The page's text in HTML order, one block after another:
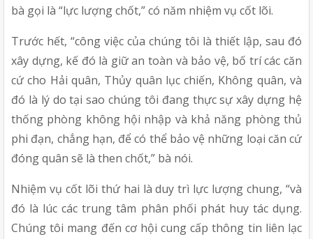
bà gọi là “lực lượng chốt,” có năm nhiệm vụ cốt lõi.
Trước hết, “công việc của chúng tôi là thiết lập, sau đó
xây dựng, kế đó là giữ an toàn và bảo vệ, bố trí các căn
cứ cho Hải quân, Thủy quân lục chiến, Không quân, và
đó là lý do tại sao chúng tôi đang thực sự xây dựng hệ
thống phòng không hội nhập và khả năng phòng thủ
phi đạn, chẳng hạn, để có thể bảo vệ những loại căn cứ
đóng quân sẽ là then chốt,” bà nói.
Nhiệm vụ cốt lõi thứ hai là duy trì lực lượng chung, “và
đó là lúc các trung tâm phân phối phát huy tác dụng.
Chúng tôi mang đến cơ hội cung cấp thông tin liên lạc